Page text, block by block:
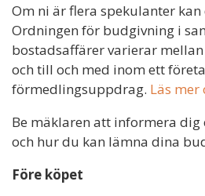
Om ni är flera spekulanter
Ordningen för budgivning i
bostadsaffärer varierar
och till och med inom ett
förmedlingsuppdrag. Läs
Be mäklaren att informera
och hur du kan lämna dina
Före köpet